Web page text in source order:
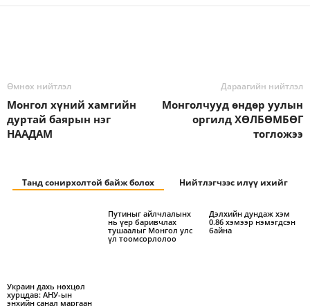
Өмнөх нийтлэл
Монгол хүний хамгийн
дуртай баярын нэг
НААДАМ
Дараагийн нийтлэл
Монголчууд өндөр уулын
оргилд ХӨЛБӨМБӨГ
тогложээ
Танд сонирхолтой байж болох Нийтлэгчээс илүү ихийг
Украин дахь нөхцөл
хурцдав: АНУ-ын
энхийн санал маргаан
Путиныг айлчлалынх
нь үер баривчлах
тушаалыг Монгол улс
үл тоомсорлолоо
Дэлхийн дундаж хэм
0.86 хэмээр нэмэгдсэн
байна